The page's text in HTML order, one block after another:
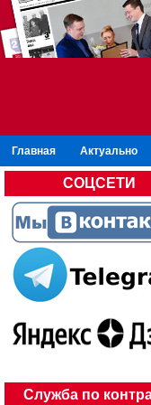
Главная Актуально
СОЦСЕТИ
Служба по